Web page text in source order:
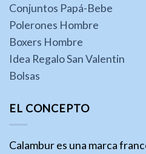
Conjuntos Papá-Bebe
Polerones Hombre
Boxers Hombre
Idea Regalo San Valentin
Bolsas
EL CONCEPTO
Calambur es una marca